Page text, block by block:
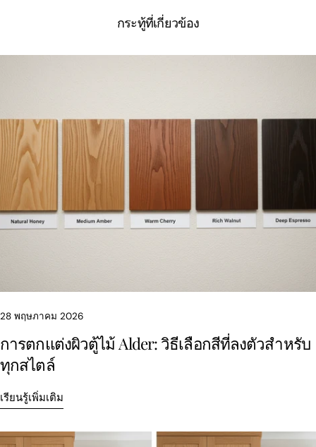
กระทู้ที่เกี่ยวข้อง
28 พฤษภาคม 2026
การตกแต่งผิวตู้ไม้ Alder: วิธีเลือกสีที่ลงตัวสำหรับ
ทุกสไตล์
เรียนรู้เพิ่มเติม